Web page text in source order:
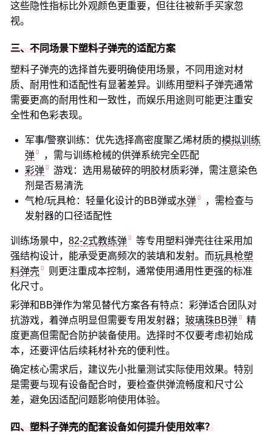
这些隐性指标比外观颜色更重要，但往往被新手买家忽
视。
三、不同场景下塑料子弹壳的适配方案
塑料子弹壳的选择首先要明确使用场景，不同用途对材
质、耐用性和适配性有显著差异。训练用塑料子弹壳通常
需要更高的耐用性和一致性，而娱乐用途则可能更注重安
全性和色彩表现。
军事/警察训练：优先选择高密度聚乙烯材质的模拟训练
弹
，需与训练枪械的供弹系统完全匹配
彩弹
游戏：选用易破碎的明胶材质彩弹，需注意染色
剂是否易清洗
气枪/玩具枪：轻量化设计的BB弹或水弹
，需检查与
发射器的口径适配性
训练场景中， 82-2式教练弹
等专用塑料弹壳往往采用加
强结构设计，能承受更高频次的装填和发射。而玩具枪塑
料弹壳
则更注重成本控制，通常使用通用性更强的标准
化尺寸。
彩弹和BB弹作为常见替代方案各有特点：彩弹适合团队对
抗游戏，着弹点明显但需要专用发射器； 玻璃珠BB弹
精
度更高但需配合防护装备使用。选择时不仅要考虑初始成
本，还要评估后续耗材补充的便利性。
确定核心需求后，建议先小批量测试实际使用效果。特别
是需要与现有设备配合时，要检查供弹流畅度和尺寸公
差，避免因适配问题影响使用体验。
四、塑料子弹壳的配套设备如何提升使用效率？